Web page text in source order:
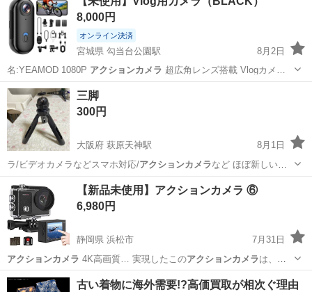
8,000円
オンライン決済
宮城県 勾当台公園駅
8月2日
名:YEAMOD 1080P アクションカメラ 超広角レンズ搭載 Vlogカメ…
宮城 仙台市 勾当台公園駅
ビデオカメラ、ムービーカメラ
三脚
300円
大阪府 萩原天神駅
8月1日
ラ/ビデオカメラなどスマホ対応/アクションカメラなど ほぼ新しいで
す大阪 萩原天神駅 マリンスポーツ ビデオカメラ
【新品未使用】アクションカメラ ⑥
6,980円
静岡県 浜松市
7月31日
アクションカメラ 4K高画質… 実現したこのアクションカメラは、多
種多様…
静岡 浜松市 家電 アクションカメラ
古い着物に海外需要!?高価買取が相次ぐ理由